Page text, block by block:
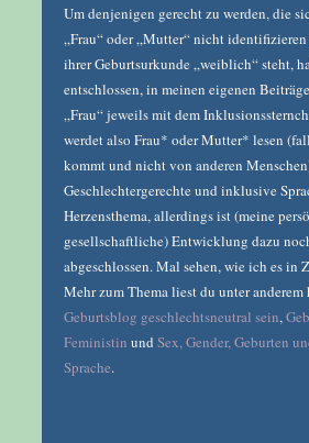
Um denjenigen gerecht zu werden, die
„Frau“ oder „Mutter“ nicht
ihrer Geburtsurkunde „weiblich“ steht,
entschlossen, in meinen eigenen
„Frau“ jeweils mit dem
werdet also Frau* oder Mutter* lesen
kommt und nicht von anderen
Geschlechtergerechte und inklusive
Herzensthema, allerdings ist (meine
gesellschaftliche) Entwicklung dazu
abgeschlossen. Mal sehen, wie ich es in
Mehr zum Thema liest du unter anderem
Geburtsblog geschlechtsneutral sein,
Feministin und Sex, Gender, Geburten
Sprache.